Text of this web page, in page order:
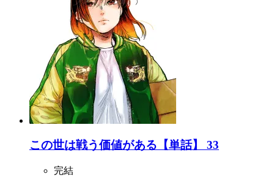
この世は戦う価値がある【単話】 33
完結